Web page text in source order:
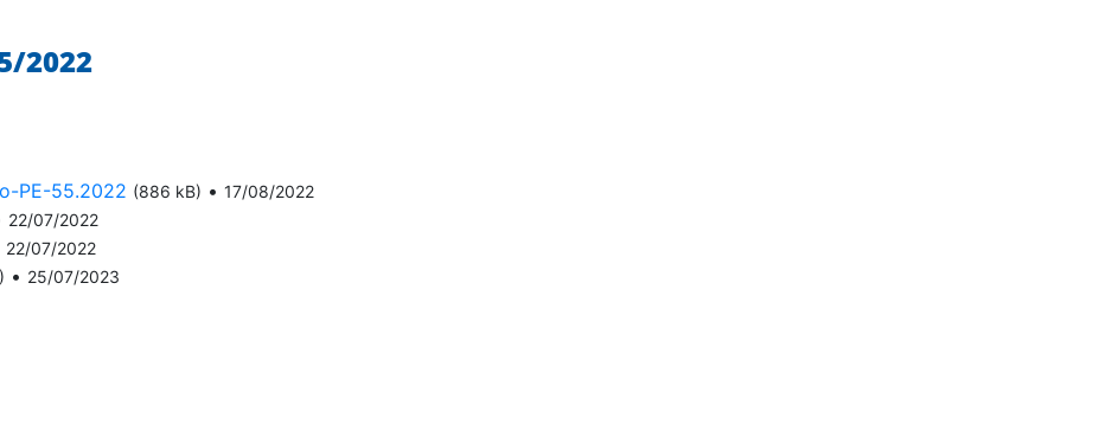
2022
PE-55.2022 (886 kB) • 17/08/2022
22/07/2022
22/07/2022
• 25/07/2023